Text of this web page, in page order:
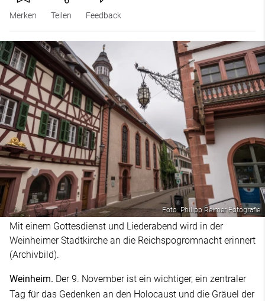
Merken Teilen Feedback
Foto: Philipp Reimer Fotografie
Mit einem Gottesdienst und Liederabend wird in der
Weinheimer Stadtkirche an die Reichspogromnacht erinnert
(Archivbild).
Weinheim. Der 9. November ist ein wichtiger, ein zentraler
Tag für das Gedenken an den Holocaust und die Gräuel der